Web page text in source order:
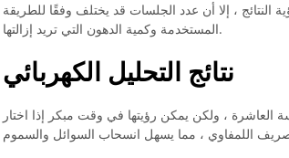
من رؤية النتائج ، إلا أن عدد الجلسات قد يختلف وفقًا للطريقة
المستخدمة وكمية الدهون التي تريد إزالتها.
نتائج التحليل الكهربائي
العاشرة ، ولكن يمكن رؤيتها في وقت مبكر إذا اختار